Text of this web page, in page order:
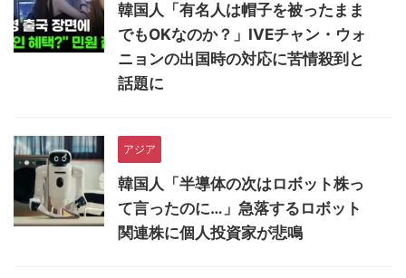
韓国人「有名人は帽子を被ったまま
でもOKなのか？」IVEチャン・ウォ
ニョンの出国時の対応に苦情殺到と
話題に
アジア
韓国人「半導体の次はロボット株っ
て言ったのに…」急落するロボット
関連株に個人投資家が悲鳴